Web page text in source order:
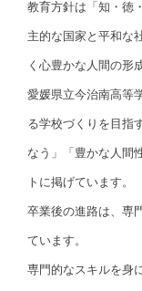
教育方針は「知・徳
主的な国家と平和な
く心豊かな人間の形
愛媛県立今治南高等
る学校づくりを目指
なう」「豊かな人間
トに掲げています。
卒業後の進路は、専
ています。
専門的なスキルを身